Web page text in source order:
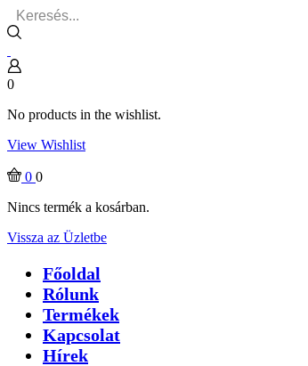
Search
input
0
No products in the wishlist.
View Wishlist
0 0
Nincs termék a kosárban.
Vissza az Üzletbe
Főoldal
Rólunk
Termékek
Kapcsolat
Hírek